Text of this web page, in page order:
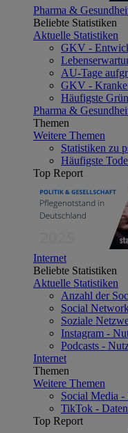
Pharma &
Beliebte Statistiken
Aktuelle Statistiken
GKV -
AU-Tage
GKV -
Häufigste
Pharma &
Themen
Weitere Themen
Statistiken zu
Häufigste
Top Report
Internet
Beliebte Statistiken
Aktuelle Statistiken
Anzahl der
Social
Soziale
Instagram -
Podcasts -
Internet
Themen
Weitere Themen
Social Media -
TikTok -
Top Report